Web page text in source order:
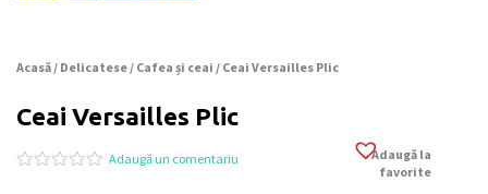
Acasă / Delicatese / Cafea și ceai / Ceai Versailles Plic
Ceai Versailles Plic
Adaugă un comentariu
Adaugă la
favorite